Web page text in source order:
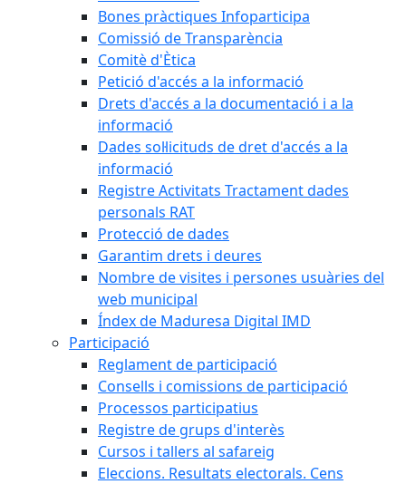
Bones pràctiques Infoparticipa
Comissió de Transparència
Comitè d'Ètica
Petició d'accés a la informació
Drets d'accés a la documentació i a la
informació
Dades sol·licituds de dret d'accés a la
informació
Registre Activitats Tractament dades
personals RAT
Protecció de dades
Garantim drets i deures
Nombre de visites i persones usuàries del
web municipal
Índex de Maduresa Digital IMD
Participació
Reglament de participació
Consells i comissions de participació
Processos participatius
Registre de grups d'interès
Cursos i tallers al safareig
Eleccions. Resultats electorals. Cens